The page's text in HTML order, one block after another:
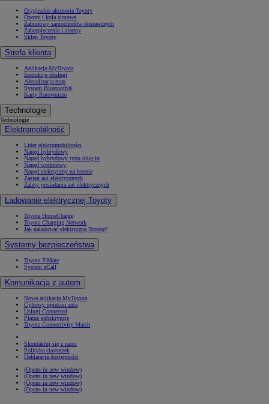
Oryginalne akcesoria Toyoty
Opony i koła zimowe
Zabudowy samochodów dostawczych
Zabezpieczenia i alarmy
Sklep Toyoty
Strefa klienta
Aplikacja MyToyota
Instrukcje obsługi
Aktualizacja map
System Bluetooth®
Karty Ratownicze
Technologie
Technologie
Elektromobilność
Lider elektromobilności
Napęd hybrydowy
Napęd hybrydowy typu plug-in
Napęd wodorowy
Napęd elektryczny na baterię
Zasięg aut elektrycznych
Zalety posiadania aut elektrycznych
Ładowanie elektrycznej Toyoty
Toyota HomeCharge
Toyota Charging Network
Jak naładować elektryczną Toyotę?
Systemy bezpieczeństwa
Toyota T-Mate
System eCall
Komunikacja z autem
Nowa aplikacja MyToyota
Cyfrowy opiekun auta
Usługi Connected
Płatne subskrypcje
Toyota Connectivity Match
Skontaktuj się z nami
Polityka ciasteczek
Deklaracja dostępności
(Opens in new window)
(Opens in new window)
(Opens in new window)
(Opens in new window)